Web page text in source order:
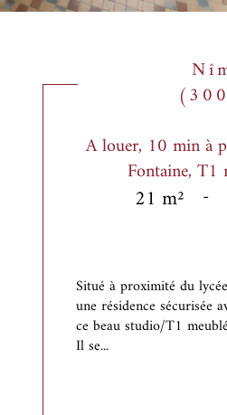
A louer, 10 min à
Fontaine, T1
21 m² -
Situé à proximité du
une résidence sécurisée
ce beau studio/T1
Il se...